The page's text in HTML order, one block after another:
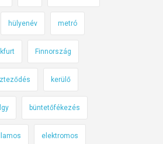
hülyenév metró
Finnország
kerülő
büntetőfékezés
elektromos